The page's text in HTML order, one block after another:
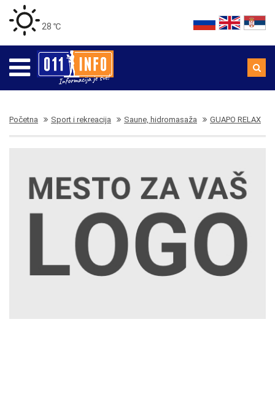
28 ℃
Početna Sport i rekreacija Saune, hidromasaža GUAPO RELAX